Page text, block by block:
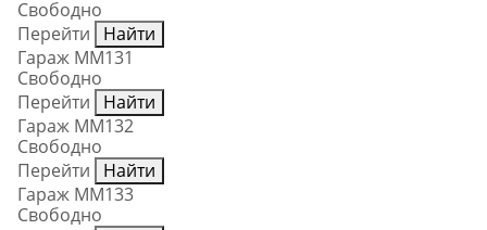
Свободно
Перейти
Найти
Гараж ММ131
Свободно
Перейти
Найти
Гараж ММ132
Свободно
Перейти
Найти
Гараж ММ133
Свободно